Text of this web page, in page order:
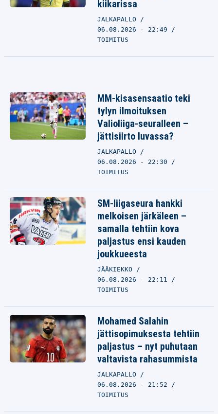
kiikarissa
JALKAPALLO
06.08.2026 - 22:49
TOIMITUS
MM-kisasensaatio teki
tylyn ilmoituksen
Valioliiga-seuralleen –
jättisiirto luvassa?
JALKAPALLO
06.08.2026 - 22:30
TOIMITUS
SM-liigaseura hankki
melkoisen järkäleen –
samalla tehtiin kova
paljastus ensi kauden
joukkueesta
JÄÄKIEKKO
06.08.2026 - 22:11
TOIMITUS
Mohamed Salahin
jättisopimuksesta tehtiin
paljastus – nyt puhutaan
valtavista rahasummista
JALKAPALLO
06.08.2026 - 21:52
TOIMITUS